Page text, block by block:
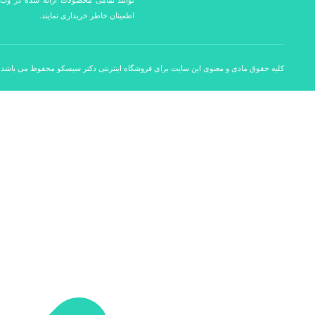
اطمینان خاطر خریداری نمایند.
کلیه حقوق مادی و معنوی این سایت برای فروشگاه اینترنتی دکتر سیسکو محفوظ می باشد.